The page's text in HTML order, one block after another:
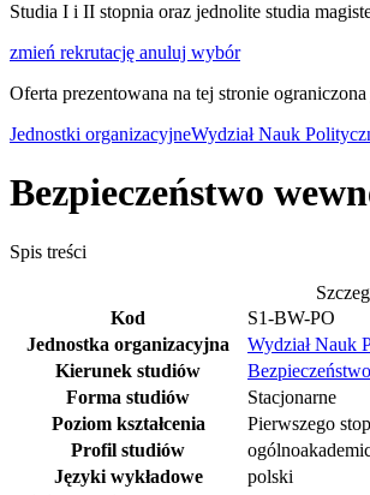
Studia I i II stopnia oraz jednolite studia
zmień rekrutację anuluj wybór
Oferta prezentowana na tej stronie
Jednostki organizacyjneWydział Nauk
Bezpieczeństwo
Spis treści
Kod
S1-BW-PO
Jednostka organizacyjna
Wydział Nauk
Kierunek studiów
Forma studiów
Stacjonarne
Poziom kształcenia
Pierwszego
Profil studiów
Języki wykładowe
polski